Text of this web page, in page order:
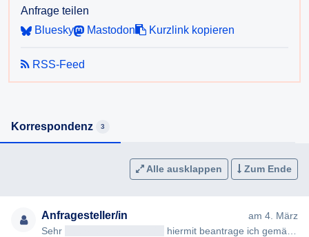
Anfrage teilen
Bluesky
Mastodon Kurzlink kopieren
RSS-Feed
Korrespondenz 3
Alle ausklappen Zum Ende
Anfragesteller/in
am 4. März
Sehr
hiermit beantrage ich gemäß § 7ff Informationsfreiheitsgesetz (IFG) die Erteilung fo…